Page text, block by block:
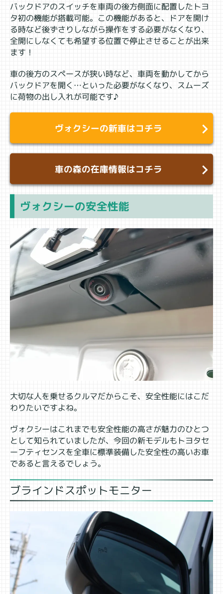
バックドアのスイッチを車両の後方側面に配置したトヨ
タ初の機能が搭載可能。この機能があると、ドアを開け
る時など後ずさりしながら操作をする必要がなくなり、
全開にしなくても希望する位置で停止させることが出来
ます！
車の後方のスペースが狭い時など、車両を動かしてから
バックドアを開く…といった必要がなくなり、スムーズ
に荷物の出し入れが可能です♪
ヴォクシーの新車はコチラ
車の森の在庫情報はコチラ
ヴォクシーの安全性能
大切な人を乗せるクルマだからこそ、安全性能にはこだ
わりたいですよね。
ヴォクシーはこれまでも安全性能の高さが魅力のひとつ
として知られていましたが、今回の新モデルもトヨタセ
ーフティセンスを全車に標準装備した安全性の高いお車
であると言えるでしょう。
ブラインドスポットモニター